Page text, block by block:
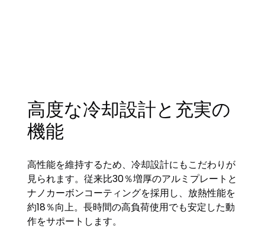
高度な冷却設計と充実の
機能
高性能を維持するため、冷却設計にもこだわりが
見られます。従来比30％増厚のアルミプレートと
ナノカーボンコーティングを採用し、放熱性能を
約18％向上。長時間の高負荷使用でも安定した動
作をサポートします。